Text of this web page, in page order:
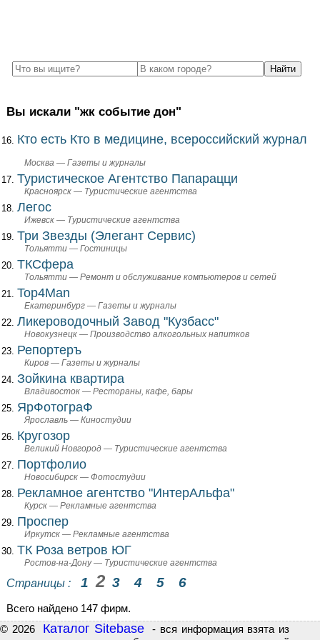
Вы искали "жк событие дон"
Кто есть Кто в медицине, всероссийский журнал
Москва — Газеты и журналы
Туристическое Агентство Папарацци
Красноярск — Туристические агентства
Легос
Ижевск — Туристические агентства
Три Звезды (Элегант Сервис)
Тольятти — Гостиницы
ТКСфера
Тольятти — Ремонт и обслуживание компьютеров и сетей
Top4Man
Екатеринбург — Газеты и журналы
Ликероводочный Завод "Кузбасс"
Новокузнецк — Производство алкогольных напитков
Репортеръ
Киров — Газеты и журналы
Зойкина квартира
Владивосток — Рестораны, кафе, бары
ЯрФотограФ
Ярославль — Киностудии
Кругозор
Великий Новгород — Туристические агентства
Портфолио
Новосибирск — Фотостудии
Рекламное агентство "ИнтерАльфа"
Курск — Рекламные агентства
Проспер
Иркутск — Рекламные агентства
ТК Роза ветров ЮГ
Ростов-на-Дону — Туристические агентства
Страницы : 1 2 3 4 5 6
Всего найдено 147 фирм.
© 2026
Каталог Sitebase
- вся информация взята из